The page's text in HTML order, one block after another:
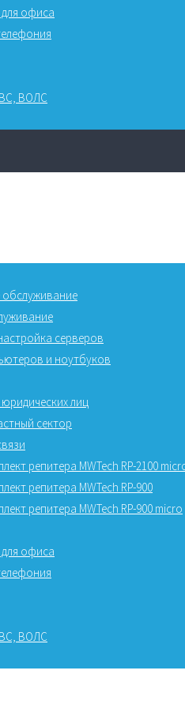
офиса
ВОЛС
серверов
и ноутбуков
лиц
сектор
репитера MWTech RP-2100
репитера MWTech RP-900
репитера MWTech RP-900 micro
офиса
ВОЛС